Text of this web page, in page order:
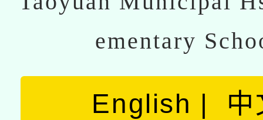
ementary
English 中